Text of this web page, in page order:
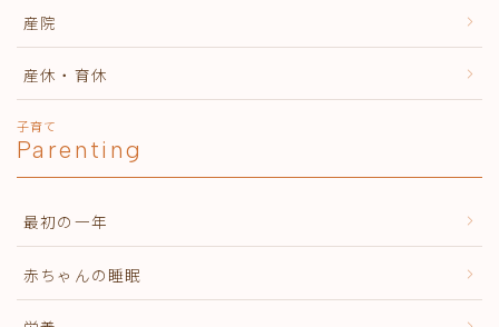
産院
産休・育休
子育て
Parenting
最初の一年
赤ちゃんの睡眠